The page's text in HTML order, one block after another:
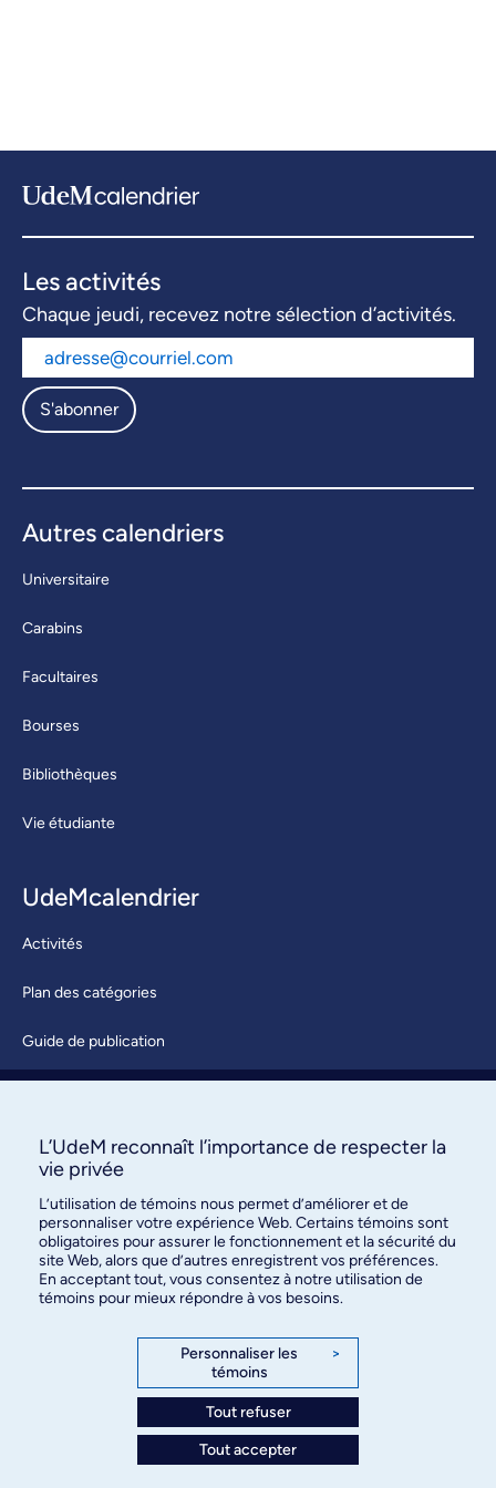
Les activités
Chaque jeudi, recevez notre sélection d’activités.
S'abonner
Autres calendriers
Universitaire
Carabins
Facultaires
Bourses
Bibliothèques
Vie étudiante
UdeMcalendrier
Activités
Plan des catégories
Guide de publication
À propos / Nous joindre
des relations publiques
3744, rue Jean-Brillant, bureau 490
Montréal (Québec) H3T 1P1
L’UdeM reconnaît l’importance de respecter la
vie privée
L’utilisation de témoins nous permet d’améliorer et de
personnaliser votre expérience Web. Certains témoins sont
obligatoires pour assurer le fonctionnement et la sécurité du
site Web, alors que d’autres enregistrent vos préférences.
En acceptant tout, vous consentez à notre utilisation de
témoins pour mieux répondre à vos besoins.
Personnaliser les
témoins
>
Tout refuser
Tout accepter